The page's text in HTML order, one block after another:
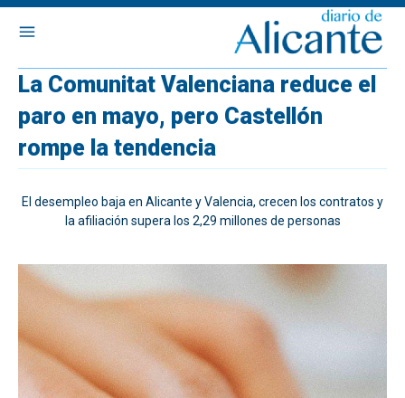
La Comunitat Valenciana reduce el
paro en mayo, pero Castellón
rompe la tendencia
El desempleo baja en Alicante y Valencia, crecen los contratos y
la afiliación supera los 2,29 millones de personas